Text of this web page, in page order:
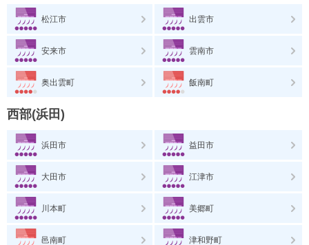
松江市 出雲市
安来市 雲南市
奥出雲町 飯南町
西部(浜田)
浜田市 益田市
大田市 江津市
川本町 美郷町
邑南町 津和野町